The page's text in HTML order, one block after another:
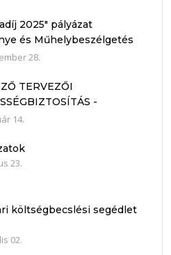
2025" pályázat
és Műhelybeszélgetés
28.
TERVEZŐI
-
mintákkal
14.
23.
költségbecslési segédlet
02.